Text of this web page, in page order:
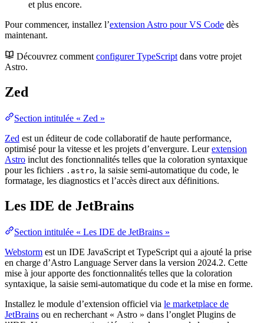
et plus encore.
Pour commencer, installez l’extension Astro pour VS Code dès
maintenant.
Découvrez comment configurer TypeScript dans votre projet
Astro.
Zed
Section intitulée « Zed »
Zed est un éditeur de code collaboratif de haute performance,
optimisé pour la vitesse et les projets d’envergure. Leurextension
Astro inclut des fonctionnalités telles que la coloration syntaxique
pour les fichiers .astro, la saisie semi-automatique du code, le
formatage, les diagnostics et l’accès direct aux définitions.
Les IDE de JetBrains
Section intitulée « Les IDE de JetBrains »
Webstorm est un IDE JavaScript et TypeScript qui a ajouté la prise
en charge d’Astro Language Server dans la version 2024.2. Cette
mise à jour apporte des fonctionnalités telles que la coloration
syntaxique, la saisie semi-automatique du code et la mise en forme.
Installez le module d’extension officiel via le marketplace de
JetBrains ou en recherchant « Astro » dans l’onglet Plugins de